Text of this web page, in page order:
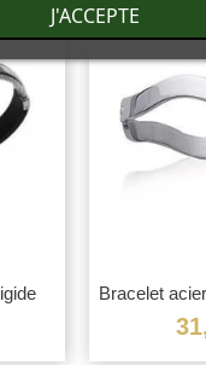
Bracelet
J'ACCEPTE